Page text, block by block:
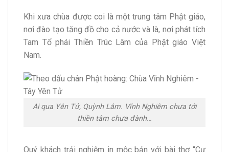
Khi xưa chùa được coi là một trung tâm Phật giáo,
nơi đào tạo tăng đồ cho cả nước và là, nơi phát tích
Tam Tổ phái Thiền Trúc Lâm của Phật giáo Việt
Nam.
Ai qua Yên Tử, Quỳnh Lâm. Vĩnh Nghiêm chưa tới
thiền tâm chưa đành…
Quý khách trải nghiệm in mộc bản với bài thơ “Cư